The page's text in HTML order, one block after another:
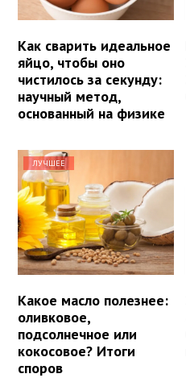
Как сварить идеальное
яйцо, чтобы оно
чистилось за секунду:
научный метод,
основанный на физике
ЛУЧШЕЕ
Какое масло полезнее:
оливковое,
подсолнечное или
кокосовое? Итоги
споров